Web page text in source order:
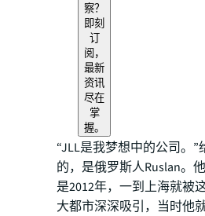
察？
即刻
订
阅，
最新
资讯
尽在
掌
握。
“JLL是我梦想中的公司。
的，是俄罗斯人Ruslan。
是2012年，一到上海就被
大都市深深吸引，当时他